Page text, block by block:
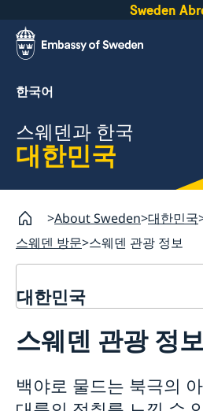
Sweden
한국어
스웨덴과 한국
대한민국
About Sweden 대한민국
스웨덴 방문 스웨덴 관광 정보
대한민국
주한스웨덴무역투자대표부
비즈니스 반부패 정책 포털
스웨덴 방문 및 체류
스웨덴 방문
스웨덴 간략 정보
스웨덴 관광 정보
백야로 물드는 북극의